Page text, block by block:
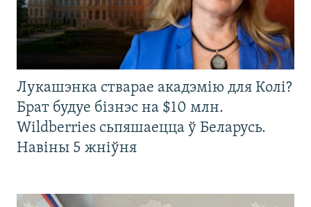
Лукашэнка стварае акадэмію для Колі?
Брат будуе бізнэс на $10 млн.
Wildberries сьпяшаецца ў Беларусь.
Навіны 5 жніўня